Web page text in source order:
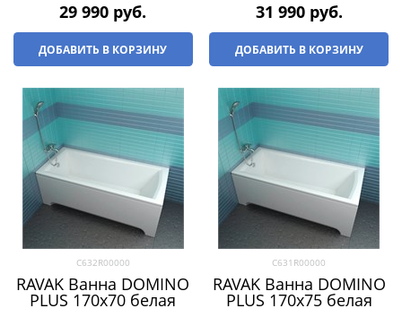
29 990 руб.
ДОБАВИТЬ В КОРЗИНУ
31 990 руб.
ДОБАВИТЬ В КОРЗИНУ
C632R00000
RAVAK Ванна DOMINO
PLUS 170х70 белая
C631R00000
RAVAK Ванна DOMINO
PLUS 170х75 белая